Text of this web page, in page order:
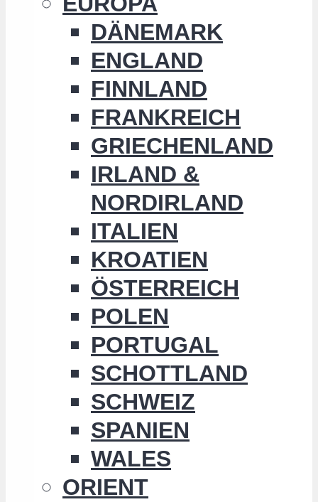
DÄNEMARK
ENGLAND
FINNLAND
FRANKREICH
GRIECHENLAND
IRLAND &
NORDIRLAND
ITALIEN
KROATIEN
ÖSTERREICH
POLEN
PORTUGAL
SCHOTTLAND
SCHWEIZ
SPANIEN
WALES
ORIENT